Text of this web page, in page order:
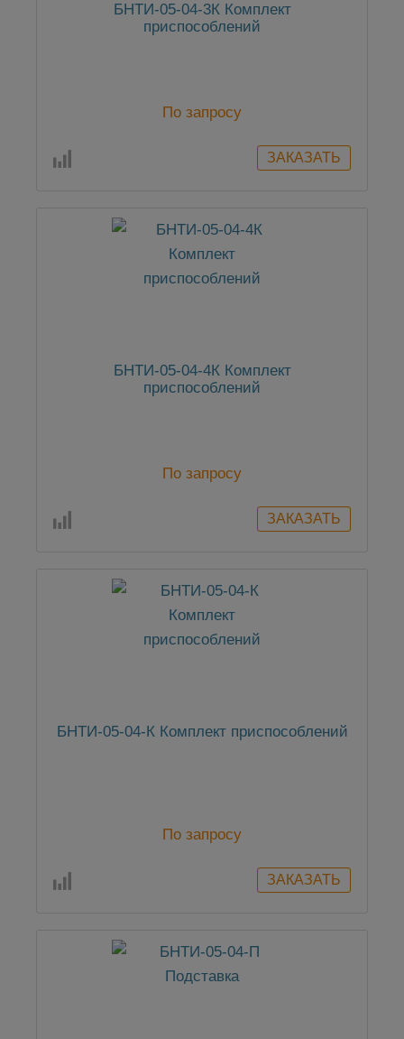
БНТИ-05-04-3К Комплект
приспособлений
По запросу
БНТИ-05-04-4К Комплект
приспособлений
По запросу
БНТИ-05-04-К Комплект приспособлений
По запросу